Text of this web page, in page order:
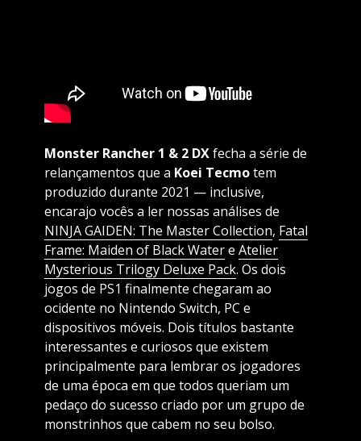
Monster Rancher 1 & 2 DXfecha a série de
relançamentos que a Koei Tecmotem
produzido durante 2021 — inclusive,
encarajo vocês a ler nossas análises de
NINJA GAIDEN: The Master Collection, Fatal
Frame: Maiden of Black Watere Atelier
Mysterious Trilogy Deluxe Pack. Os dois
jogos de PS1 finalmente chegaram ao
ocidente no Nintendo Switch, PC e
dispositivos móveis. Dois títulos bastante
interessantes e curiosos que existem
principalmente para lembrar os jogadores
de uma época em que todos queriam um
pedaço do sucesso criado por um grupo de
monstrinhos que cabem no seu bolso.